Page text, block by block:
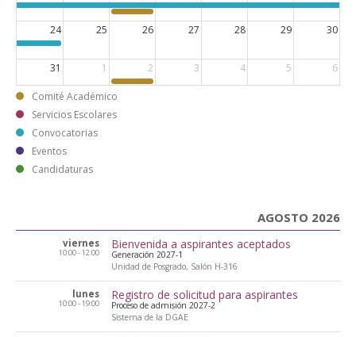
24 25 26 27 28 29 30
31 1 2 3 4 5 6
Comité Académico
Servicios Escolares
Convocatorias
Eventos
Candidaturas
AGOSTO 2026
viernes
10:00 - 12:00
Bienvenida a aspirantes aceptados
Generación 2027-1
Unidad de Posgrado, Salón H-316
lunes
10:00 - 19:00
Registro de solicitud para aspirantes
Proceso de admisión 2027-2
Sistema de la DGAE